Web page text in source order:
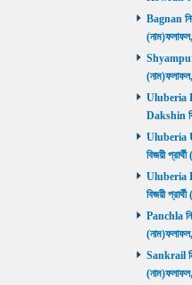
Bagnan
Shyampur
Uluberia
Dakshin
Uluberia
বিজয়ী
Uluberia
বিজয়ী
Panchla
Sankrail